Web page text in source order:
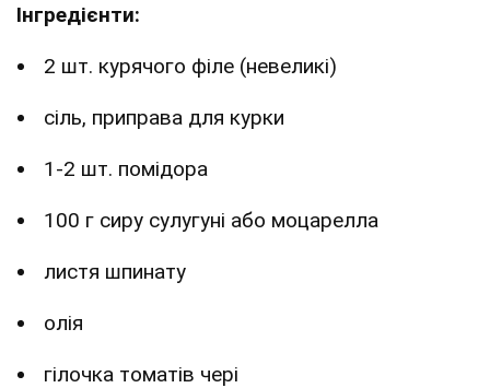
Інгредієнти:
2 шт. курячого філе (невеликі)
сіль, приправа для курки
1-2 шт. помідора
100 г сиру сулугуні або моцарелла
листя шпинату
олія
гілочка томатів чері